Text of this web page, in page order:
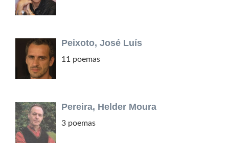
Peixoto, José Luís
11 poemas
Pereira, Helder Moura
3 poemas